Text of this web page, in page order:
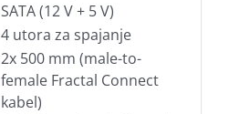
SATA (12 V + 5 V)
4 utora za spajanje
2x 500 mm (male-to-
female Fractal Connect
kabel)